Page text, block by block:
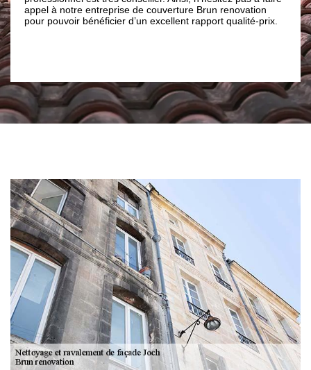
à notre entreprise de couverture Brun renovation
pouvoir bénéficier d’un excellent rapport qualité-prix.
mousses, les
envahissent
matériaux